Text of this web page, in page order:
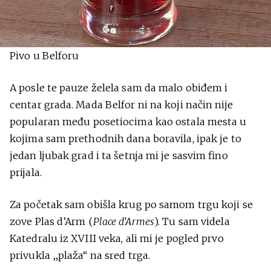
Pivo u Belforu
A posle te pauze želela sam da malo obiđem i
centar grada. Mada Belfor ni na koji način nije
popularan među posetiocima kao ostala mesta u
kojima sam prethodnih dana boravila, ipak je to
jedan ljubak grad i ta šetnja mi je sasvim fino
prijala.
Za početak sam obišla krug po samom trgu koji se
zove Plas d’Arm (Place d’Armes). Tu sam videla
Katedralu iz XVIII veka, ali mi je pogled prvo
privukla „plaža“ na sred trga.